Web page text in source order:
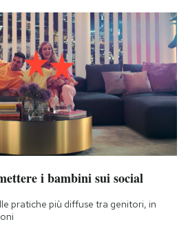
i bambini sui social
pratiche più diffuse tra genitori, in